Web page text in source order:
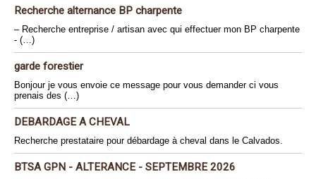
Recherche alternance BP charpente
– Recherche entreprise / artisan avec qui effectuer mon BP charpente
- (…)
garde forestier
Bonjour je vous envoie ce message pour vous demander ci vous
prenais des (…)
DEBARDAGE A CHEVAL
Recherche prestataire pour débardage à cheval dans le Calvados.
BTSA GPN - ALTERANCE - SEPTEMBRE 2026